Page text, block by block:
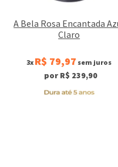
A Bela Rosa Encantada
Claro
3x R$ 79,97 sem juros
por R$ 239,90